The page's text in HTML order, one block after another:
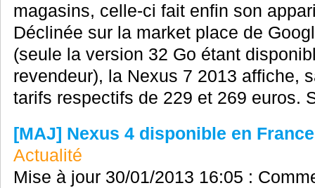
magasins, celle-ci fait enfin son
Déclinée sur la market place de
(seule la version 32 Go étant
revendeur), la Nexus 7 2013 affiche,
tarifs respectifs de 229 et 269 euros.
[MAJ] Nexus 4 disponible en
Actualité
Mise à jour 30/01/2013 16:05 :